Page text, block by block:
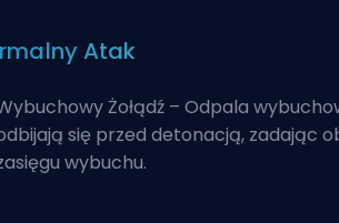
Atak
Żołądź – Odpala
się przed detonacją, zadając
wybuchu.